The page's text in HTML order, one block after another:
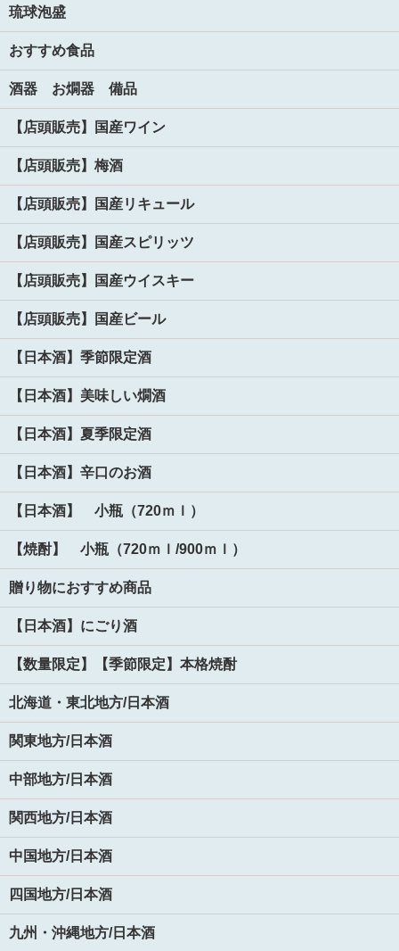
琉球泡盛
おすすめ食品
酒器 お燗器 備品
【店頭販売】国産ワイン
【店頭販売】梅酒
【店頭販売】国産リキュール
【店頭販売】国産スピリッツ
【店頭販売】国産ウイスキー
【店頭販売】国産ビール
【日本酒】季節限定酒
【日本酒】美味しい燗酒
【日本酒】夏季限定酒
【日本酒】辛口のお酒
【日本酒】 小瓶（720ｍｌ）
【焼酎】 小瓶（720ｍｌ/900ｍｌ）
贈り物におすすめ商品
【日本酒】にごり酒
【数量限定】【季節限定】本格焼酎
北海道・東北地方/日本酒
関東地方/日本酒
中部地方/日本酒
関西地方/日本酒
中国地方/日本酒
四国地方/日本酒
九州・沖縄地方/日本酒